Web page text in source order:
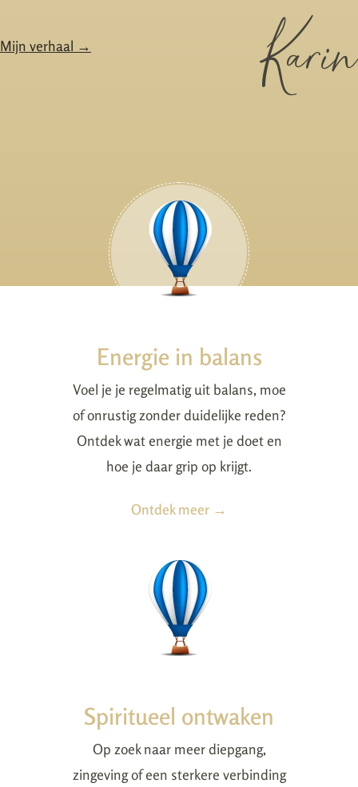
Mijn verhaal → Karin
Energie in balans
Voel je je regelmatig uit balans, moe
of onrustig zonder duidelijke reden?
Ontdek wat energie met je doet en
hoe je daar grip op krijgt.
Ontdek meer →
Spiritueel ontwaken
Op zoek naar meer diepgang,
zingeving of een sterkere verbinding